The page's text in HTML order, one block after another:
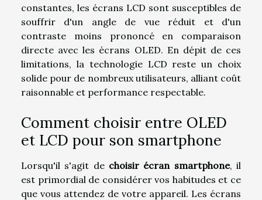
constantes, les écrans LCD sont susceptibles de
souffrir d'un angle de vue réduit et d'un
contraste moins prononcé en comparaison
directe avec les écrans OLED. En dépit de ces
limitations, la technologie LCD reste un choix
solide pour de nombreux utilisateurs, alliant coût
raisonnable et performance respectable.
Comment choisir entre OLED
et LCD pour son smartphone
Lorsqu'il s'agit de choisir écran smartphone, il
est primordial de considérer vos habitudes et ce
que vous attendez de votre appareil. Les écrans